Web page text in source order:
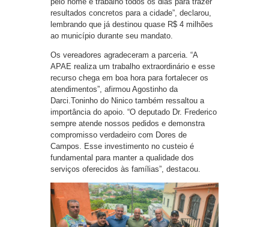
resultados concretos para a cidade”, declarou,
lembrando que já destinou quase R$ 4 milhões
ao município durante seu mandato.
Os vereadores agradeceram a parceria. “A
APAE realiza um trabalho extraordinário e esse
recurso chega em boa hora para fortalecer os
atendimentos”, afirmou Agostinho da
Darci.Toninho do Ninico também ressaltou a
importância do apoio. “O deputado Dr. Frederico
sempre atende nossos pedidos e demonstra
compromisso verdadeiro com Dores de
Campos. Esse investimento no custeio é
fundamental para manter a qualidade dos
serviços oferecidos às famílias”, destacou.